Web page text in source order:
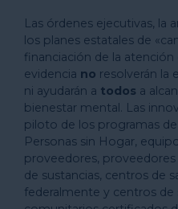
Las órdenes ejecutivas, la
los planes estatales de
financiación de la
evidencia no resolverán la
ni ayudarán a todos a
bienestar mental. Las
piloto de los programas
Personas sin Hogar,
proveedores,
de sustancias, centros de
federalmente y centros de